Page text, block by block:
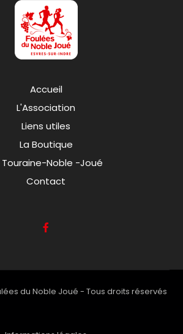
Accueil
L'Association
Liens utiles
La Boutique
Touraine-Noble -Joué
Contact
du Noble Joué - Tous droits réservés